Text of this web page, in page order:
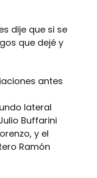
dije que si se
que dejé y
antes
lateral
Buffarini
y el
Ramón